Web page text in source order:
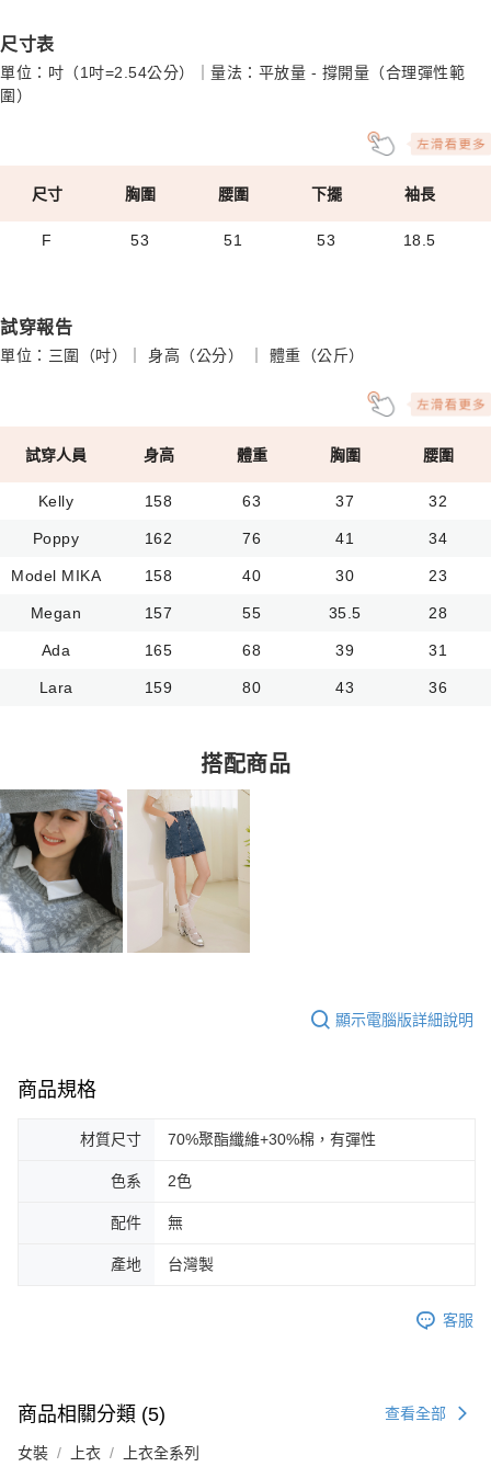
尺寸表
單位：吋（1吋=2.54公分）｜量法：平放量 - 撐開量（合理彈性範
圍）
尺寸 胸圍 腰圍 下擺 袖長
F 53 51 53 18.5
試穿報告
單位：三圍（吋）｜ 身高（公分） ｜ 體重（公斤）
試穿人員 身高 體重 胸圍 腰圍
Kelly 158 63 37 32
Poppy 162 76 41 34
Model MIKA 158 40 30 23
Megan 157 55 35.5 28
Ada 165 68 39 31
Lara 159 80 43 36
搭配商品
顯示電腦版詳細說明
商品規格
材質尺寸 70%聚酯纖維+30%棉，有彈性
色系 2色
配件 無
產地 台灣製
客服
商品相關分類 (5) 查看全部
女裝 上衣 上衣全系列